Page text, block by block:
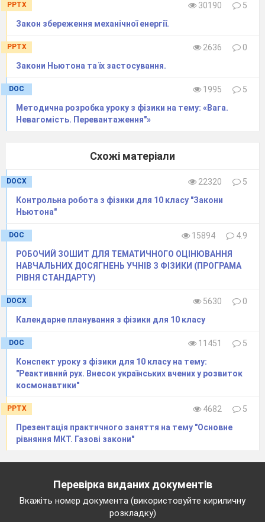
PPTX 30190
5
Закон збереження механічної енергії.
PPTX 2636
0
Закони Ньютона та їх застосування.
DOC 1995
5
Методична розробка уроку з фізики на тему: «Вага.
Невагомість. Перевантаження"»
Схожі матеріали
DOCX 22320
5
Контрольна робота з фізики для 10 класу "Закони
Ньютона"
DOC 15894
4.9
РОБОЧИЙ ЗОШИТ ДЛЯ ТЕМАТИЧНОГО ОЦІНЮВАННЯ
НАВЧАЛЬНИХ ДОСЯГНЕНЬ УЧНІВ З ФІЗИКИ (ПРОГРАМА
РІВНЯ СТАНДАРТУ)
DOCX 5630
0
Календарне планування з фізики для 10 класу
DOC 11451
5
Конспект уроку з фізики для 10 класу на тему:
"Реактивний рух. Внесок українських вчених у розвиток
космонавтики"
PPTX 4682
5
Презентація практичного заняття на тему "Основне
рівняння МКТ. Газові закони"
Перевірка виданих документів
Вкажіть номер документа (використовуйте кириличну
розкладку)